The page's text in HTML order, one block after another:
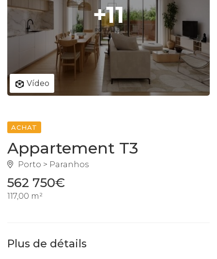
Vídeo
+11
ACHAT
Appartement T3
Porto > Paranhos
562 750€
117,00 m²
Plus de détails